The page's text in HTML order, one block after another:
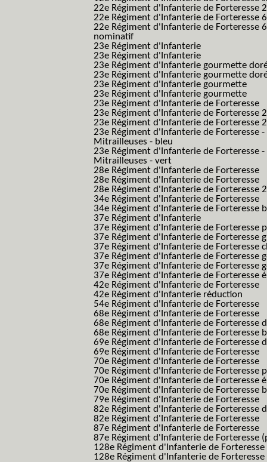
22e Régiment d'Infanterie de Forteresse
22e Régiment d'Infanterie de Forteresse
22e Régiment d'Infanterie de Forteresse
nominatif
23e Régiment d'Infanterie
23e Régiment d'Infanterie
23e Régiment d'Infanterie gourmette
23e Régiment d'Infanterie gourmette
23e Régiment d'Infanterie gourmette
23e Régiment d'Infanterie gourmette
23e Régiment d'Infanterie de Forteresse
23e Régiment d'Infanterie de Forteresse
23e Régiment d'Infanterie de Forteresse
23e Régiment d'Infanterie de Forteresse
Mitrailleuses - bleu
23e Régiment d'Infanterie de Forteresse
Mitrailleuses - vert
28e Régiment d'Infanterie de Forteresse
28e Régiment d'Infanterie de Forteresse
28e Régiment d'Infanterie de Forteresse
34e Régiment d'Infanterie de Forteresse
34e Régiment d'Infanterie de Forteresse
37e Régiment d'Infanterie
37e Régiment d'Infanterie de Forteresse
37e Régiment d'Infanterie de Forteresse
37e Régiment d'Infanterie de Forteresse
37e Régiment d'Infanterie de Forteresse
37e Régiment d'Infanterie de Forteresse
37e Régiment d'Infanterie de Forteresse
42e Régiment d'Infanterie de Forteresse
42e Régiment d'Infanterie réduction
54e Régiment d'Infanterie de Forteresse
68e Régiment d'Infanterie de Forteresse
68e Régiment d'Infanterie de Forteresse
68e Régiment d'Infanterie de Forteresse
69e Régiment d'Infanterie de Forteresse
69e Régiment d'Infanterie de Forteresse
70e Régiment d'Infanterie de Forteresse
70e Régiment d'Infanterie de Forteresse
70e Régiment d'Infanterie de Forteresse
70e Régiment d'Infanterie de Forteresse
79e Régiment d'Infanterie de Forteresse
82e Régiment d'Infanterie de Forteresse
82e Régiment d'Infanterie de Forteresse
87e Régiment d'Infanterie de Forteresse
87e Régiment d'Infanterie de Forteresse
128e Régiment d'Infanterie de Forteresse
128e Régiment d'Infanterie de